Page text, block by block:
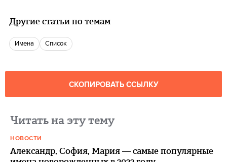
Другие статьи по темам
Имена Список
СКОПИРОВАТЬ ССЫЛКУ
Читать на эту тему
НОВОСТИ
Александр, София, Мария — самые популярные